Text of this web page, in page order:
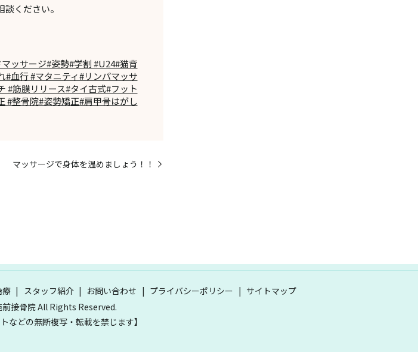
ください。
ッサージ#姿勢#学割 #U24#猫背
血行 #マタニティ#リンパマッサ
#筋膜リリース#タイ古式#フット
#整骨院#姿勢矯正#肩甲骨はがし
マッサージで身体を温めましょう！！
療 スタッフ紹介 お問い合わせ プライバシーポリシー
サイトマップ
接骨院 All Rights Reserved.
などの無断複写・転載を禁じます】